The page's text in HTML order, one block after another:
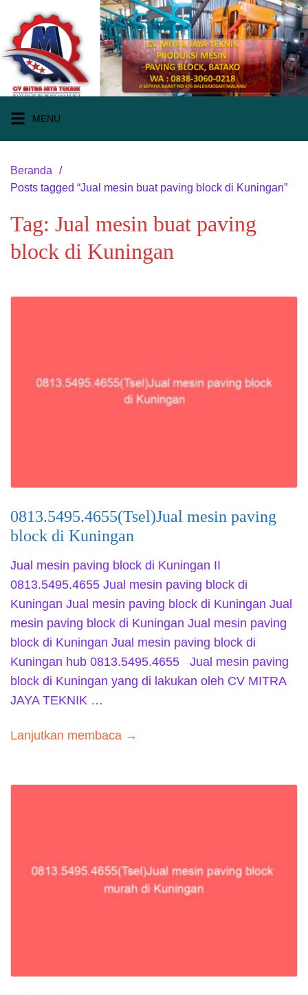
konten
MENU
Beranda
Posts tagged “Jual mesin buat paving block di Kuningan”
Tag: Jual mesin buat paving
block di Kuningan
0813.5495.4655(Tsel)Jual mesin paving
block di Kuningan
Jual mesin paving block di Kuningan II
0813.5495.4655 Jual mesin paving block di
Kuningan Jual mesin paving block di Kuningan Jual
mesin paving block di Kuningan Jual mesin paving
block di Kuningan Jual mesin paving block di
Kuningan hub 0813.5495.4655 Jual mesin paving
block di Kuningan yang di lakukan oleh CV MITRA
JAYA TEKNIK …
Lanjutkan membaca →